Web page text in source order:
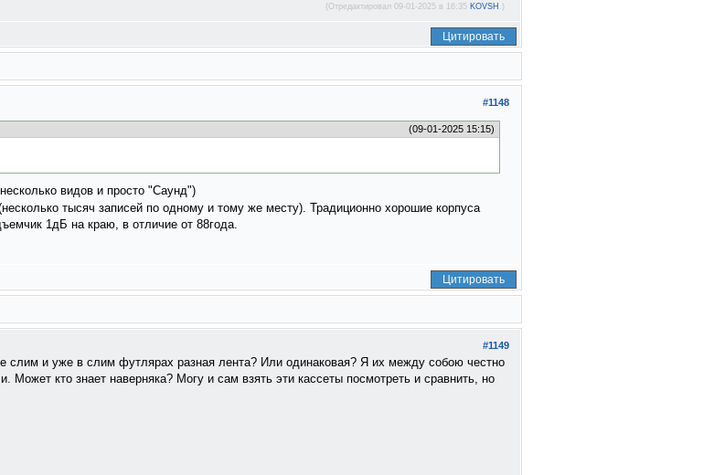
(Отредактировал 09-01-2025 в 16:35 KOVSH .)
Цитировать
#1148
(09-01-2025 15:15)
видов и просто "Саунд")
тысяч записей по одному и тому же месту). Традиционно хорошие корпуса
1дБ на краю, в отличие от 88года.
Цитировать
#1149
слим и уже в слим футлярах разная лента? Или одинаковая? Я их между собою честно
Может кто знает наверняка? Могу и сам взять эти кассеты посмотреть и сравнить, но